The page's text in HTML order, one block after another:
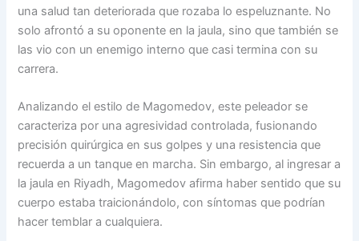
una salud tan deteriorada que rozaba lo espeluznante. No
solo afrontó a su oponente en la jaula, sino que también se
las vio con un enemigo interno que casi termina con su
carrera.
Analizando el estilo de Magomedov, este peleador se
caracteriza por una agresividad controlada, fusionando
precisión quirúrgica en sus golpes y una resistencia que
recuerda a un tanque en marcha. Sin embargo, al ingresar a
la jaula en Riyadh, Magomedov afirma haber sentido que su
cuerpo estaba traicionándolo, con síntomas que podrían
hacer temblar a cualquiera.